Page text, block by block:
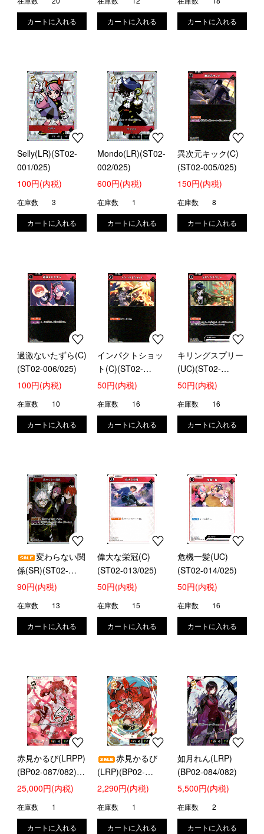
Selly(LR)(ST02-
001/025)
100円(内税)
在庫数 3
Mondo(LR)(ST02-
002/025)
600円(内税)
在庫数 1
異次元キック(C)
(ST02-005/025)
150円(内税)
在庫数 8
過激ないたずら(C)
(ST02-006/025)
100円(内税)
在庫数 10
インパクトショッ
ト(C)(ST02-
007/025)
50円(内税)
在庫数 16
キリングスプリー
(UC)(ST02-
008/025)
50円(内税)
在庫数 16
変わらない関
係(SR)(ST02-
012/025)
90円(内税)
在庫数 13
偉大な栄冠(C)
(ST02-013/025)
50円(内税)
在庫数 15
危機一髪(UC)
(ST02-014/025)
50円(内税)
在庫数 16
赤見かるび(LRPP)
(BP02-087/082)
【※実店舗共通在
25,000円(内税)
在庫数 1
赤見かるび
(LRP)(BP02-
083/082)
2,290円(内税)
在庫数 1
如月れん(LRP)
(BP02-084/082)
5,500円(内税)
在庫数 2